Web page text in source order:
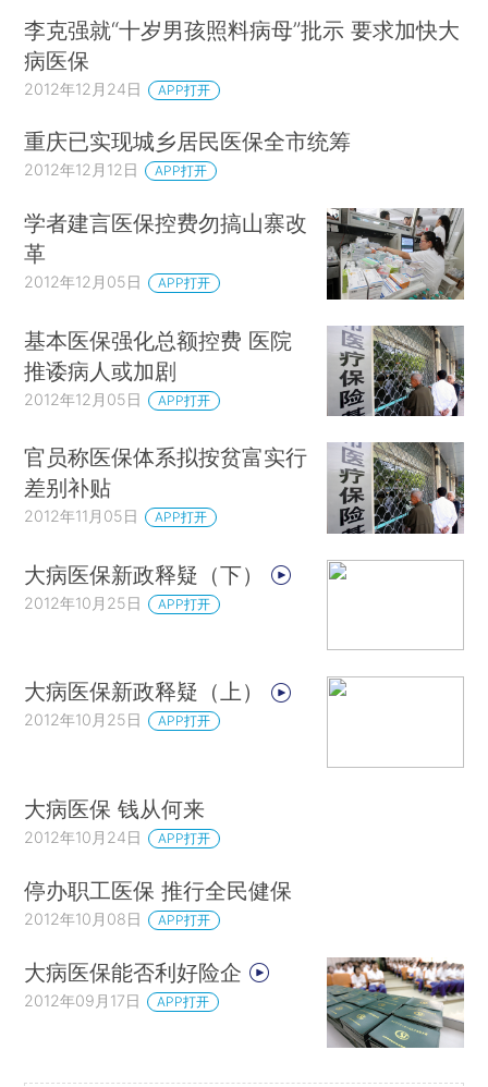
李克强就“十岁男孩照料病母”批示 要求加快大
病医保
2012年12月24日 APP打开
重庆已实现城乡居民医保全市统筹
2012年12月12日 APP打开
学者建言医保控费勿搞山寨改
革
2012年12月05日 APP打开
基本医保强化总额控费 医院
推诿病人或加剧
2012年12月05日 APP打开
官员称医保体系拟按贫富实行
差别补贴
2012年11月05日 APP打开
大病医保新政释疑（下）
2012年10月25日 APP打开
大病医保新政释疑（上）
2012年10月25日 APP打开
大病医保 钱从何来
2012年10月24日 APP打开
停办职工医保 推行全民健保
2012年10月08日 APP打开
大病医保能否利好险企
2012年09月17日 APP打开